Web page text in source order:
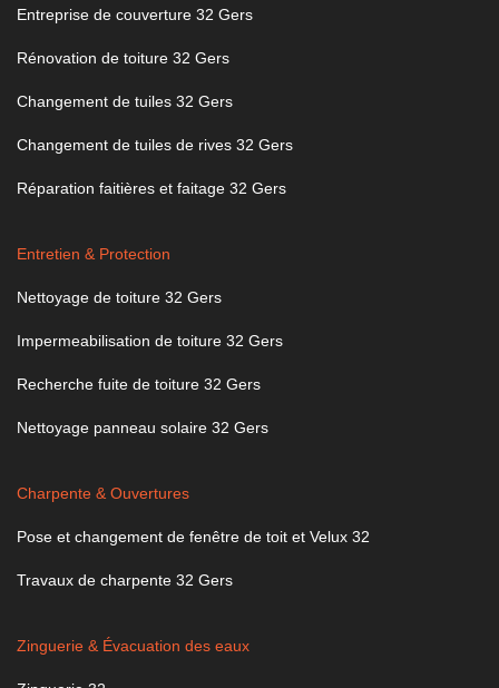
Entreprise de couverture 32 Gers
Rénovation de toiture 32 Gers
Changement de tuiles 32 Gers
Changement de tuiles de rives 32 Gers
Réparation faitières et faitage 32 Gers
Entretien & Protection
Nettoyage de toiture 32 Gers
Impermeabilisation de toiture 32 Gers
Recherche fuite de toiture 32 Gers
Nettoyage panneau solaire 32 Gers
Charpente & Ouvertures
Pose et changement de fenêtre de toit et Velux 32
Travaux de charpente 32 Gers
Zinguerie & Évacuation des eaux